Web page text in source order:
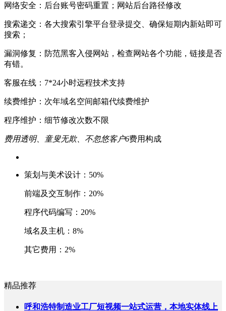
网络安全：后台账号密码重置；网站后台路径修改
搜索递交：各大搜索引擎平台登录提交、确保短期内新站即可
搜索；
漏洞修复：防范黑客入侵网站，检查网站各个功能，链接是否
有错。
客服在线：7*24小时远程技术支持
续费维护：次年域名空间邮箱代续费维护
程序维护：细节修改次数不限
费用透明、童叟无欺、不忽悠客户6费用构成
策划与美术设计：50%
前端及交互制作：20%
程序代码编写：20%
域名及主机：8%
其它费用：2%
精品推荐
呼和浩特制造业工厂短视频一站式运营，本地实体线上